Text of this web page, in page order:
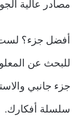
مصادر عالية
أفضل جزء؟ لست
جزء جانبي
سلسلة أفكارك.